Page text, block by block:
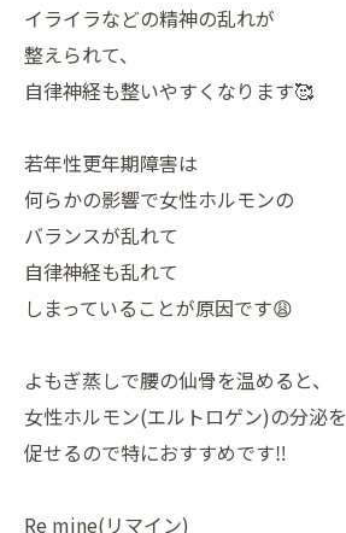
イライラなどの精神の乱れが
整えられて、
自律神経も整いやすくなります🥰
若年性更年期障害は
何らかの影響で女性ホルモンの
バランスが乱れて
自律神経も乱れて
しまっていることが原因です😩
よもぎ蒸しで腰の仙骨を温めると、
女性ホルモン(エルトロゲン)の分泌を
促せるので特におすすめです‼️
Re mine(リマイン)